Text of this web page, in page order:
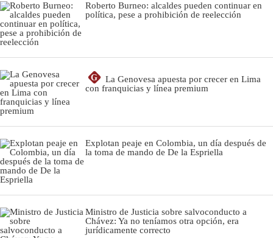
Roberto Burneo: alcaldes pueden continuar en
política, pese a prohibición de reelección
G
La Genovesa apuesta por crecer en Lima
con franquicias y línea premium
Explotan peaje en Colombia, un día después de
la toma de mando de De la Espriella
Ministro de Justicia sobre salvoconducto a
Chávez: Ya no teníamos otra opción, era
jurídicamente correcto